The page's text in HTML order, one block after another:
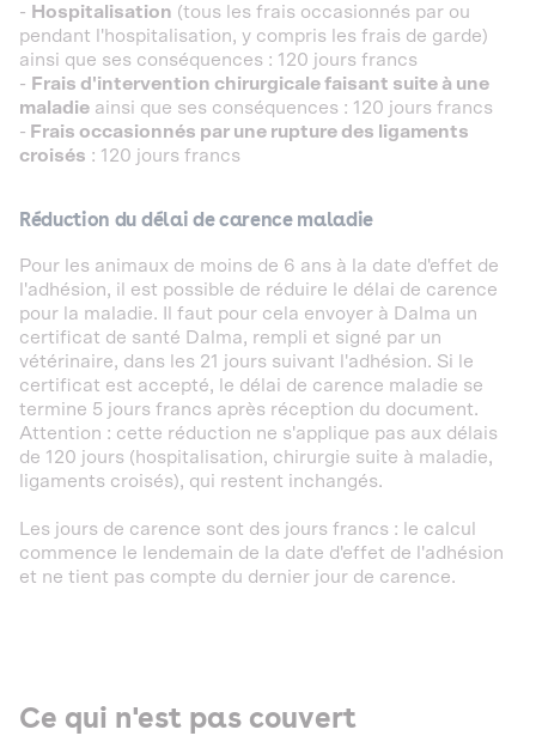
- Hospitalisation (tous les frais occasionnés par ou
pendant l'hospitalisation, y compris les frais de garde)
ainsi que ses conséquences : 120 jours francs
- Frais d'intervention chirurgicale faisant suite à une
maladie ainsi que ses conséquences : 120 jours francs
- Frais occasionnés par une rupture des ligaments
croisés : 120 jours francs
Réduction du délai de carence maladie
Pour les animaux de moins de 6 ans à la date d'effet de
l'adhésion, il est possible de réduire le délai de carence
pour la maladie. Il faut pour cela envoyer à Dalma un
certificat de santé Dalma, rempli et signé par un
vétérinaire, dans les 21 jours suivant l'adhésion. Si le
certificat est accepté, le délai de carence maladie se
termine 5 jours francs après réception du document.
Attention : cette réduction ne s'applique pas aux délais
de 120 jours (hospitalisation, chirurgie suite à maladie,
ligaments croisés), qui restent inchangés.
Les jours de carence sont des jours francs : le calcul
commence le lendemain de la date d'effet de l'adhésion
et ne tient pas compte du dernier jour de carence.
Ce qui n'est pas couvert